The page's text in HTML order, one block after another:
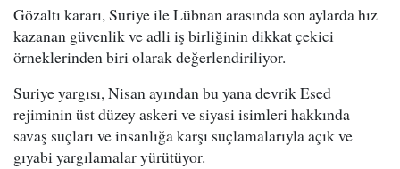
Gözaltı kararı, Suriye ile Lübnan arasında son aylarda hız
kazanan güvenlik ve adli iş birliğinin dikkat çekici
örneklerinden biri olarak değerlendiriliyor.
Suriye yargısı, Nisan ayından bu yana devrik Esed
rejiminin üst düzey askeri ve siyasi isimleri hakkında
savaş suçları ve insanlığa karşı suçlamalarıyla açık ve
gıyabi yargılamalar yürütüyor.